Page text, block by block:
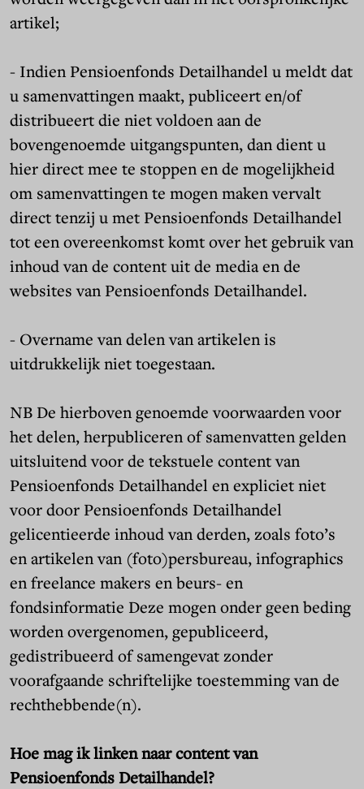
artikel;
- Indien Pensioenfonds Detailhandel u meldt dat
u samenvattingen maakt, publiceert en/of
distribueert die niet voldoen aan de
bovengenoemde uitgangspunten, dan dient u
hier direct mee te stoppen en de mogelijkheid
om samenvattingen te mogen maken vervalt
direct tenzij u met Pensioenfonds Detailhandel
tot een overeenkomst komt over het gebruik van
inhoud van de content uit de media en de
websites van Pensioenfonds Detailhandel.
- Overname van delen van artikelen is
uitdrukkelijk niet toegestaan.
NB De hierboven genoemde voorwaarden voor
het delen, herpubliceren of samenvatten gelden
uitsluitend voor de tekstuele content van
Pensioenfonds Detailhandel en expliciet niet
voor door Pensioenfonds Detailhandel
gelicentieerde inhoud van derden, zoals foto’s
en artikelen van (foto)persbureau, infographics
en freelance makers en beurs- en
fondsinformatie Deze mogen onder geen beding
worden overgenomen, gepubliceerd,
gedistribueerd of samengevat zonder
voorafgaande schriftelijke toestemming van de
rechthebbende(n).
Hoe mag ik linken naar content van
Pensioenfonds Detailhandel?